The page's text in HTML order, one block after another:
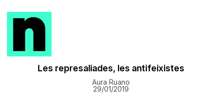
Les represaliades, les antifeixistes
Aura Ruano
29/01/2019